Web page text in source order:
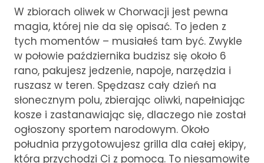
W zbiorach oliwek w Chorwacji jest pewna
magia, której nie da się opisać. To jeden z
tych momentów – musiałeś tam być. Zwykle
w połowie października budzisz się około 6
rano, pakujesz jedzenie, napoje, narzędzia i
ruszasz w teren. Spędzasz cały dzień na
słonecznym polu, zbierając oliwki, napełniając
kosze i zastanawiając się, dlaczego nie został
ogłoszony sportem narodowym. Około
południa przygotowujesz grilla dla całej ekipy,
która przychodzi Ci z pomocą. To niesamowite